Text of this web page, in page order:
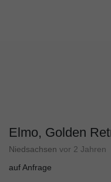
Elmo, Golden
Niedsachsen vor 2 Jahren
auf Anfrage